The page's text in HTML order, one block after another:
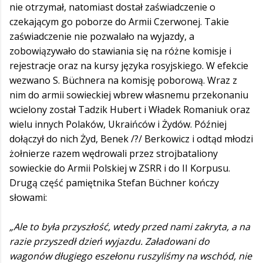
nie otrzymał, natomiast dostał zaświadczenie o
czekającym go poborze do Armii Czerwonej. Takie
zaświadczenie nie pozwalało na wyjazdy, a
zobowiązywało do stawiania się na różne komisje i
rejestracje oraz na kursy języka rosyjskiego. W efekcie
wezwano S. Büchnera na komisję poborową. Wraz z
nim do armii sowieckiej wbrew własnemu przekonaniu
wcielony został Tadzik Hubert i Władek Romaniuk oraz
wielu innych Polaków, Ukraińców i Żydów. Później
dołączył do nich Żyd, Benek /?/ Berkowicz i odtąd młodzi
żołnierze razem wędrowali przez strojbataliony
sowieckie do Armii Polskiej w ZSRR i do II Korpusu.
Drugą część pamiętnika Stefan Büchner kończy
słowami:
„Ale to była przyszłość, wtedy przed nami zakryta, a na
razie przyszedł dzień wyjazdu. Załadowani do
wagonów długiego eszełonu ruszyliśmy na wschód, nie